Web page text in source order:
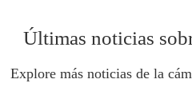
Últimas noticias
Explore más noticias de la